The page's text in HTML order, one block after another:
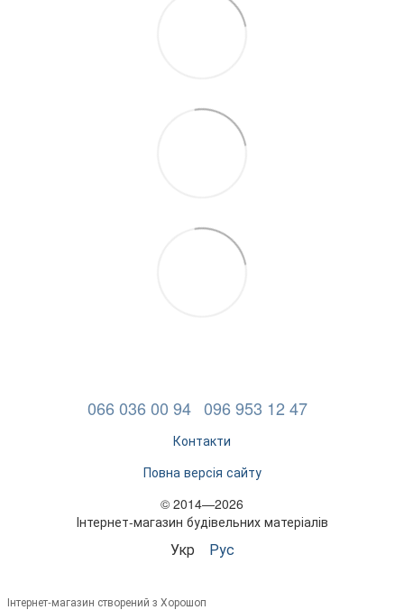
066 036 00 94 096 953 12 47
Контакти
Повна версія сайту
© 2014—2026
Інтернет-магазин будівельних матеріалів
Укр Рус
Інтернет-магазин створений з Хорошоп